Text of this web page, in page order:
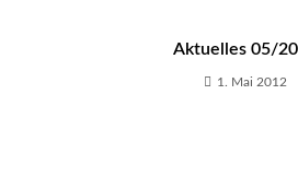
Aktuelles 05/
1. Mai 2012